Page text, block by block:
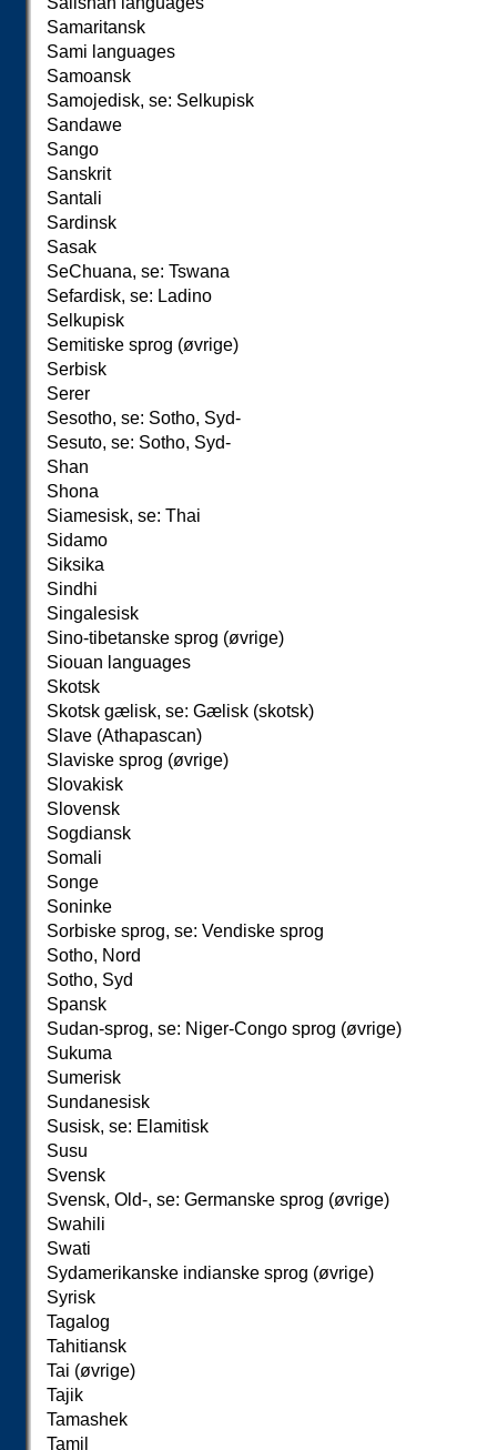
Samaritansk
Sami languages
Samoansk
Samojedisk, se: Selkupisk
Sandawe
Sango
Sanskrit
Santali
Sardinsk
Sasak
SeChuana, se: Tswana
Sefardisk, se: Ladino
Selkupisk
Semitiske sprog (øvrige)
Serbisk
Serer
Sesotho, se: Sotho, Syd-
Sesuto, se: Sotho, Syd-
Shan
Shona
Siamesisk, se: Thai
Sidamo
Siksika
Sindhi
Singalesisk
Sino-tibetanske sprog (øvrige)
Siouan languages
Skotsk
Skotsk gælisk, se: Gælisk (skotsk)
Slave (Athapascan)
Slaviske sprog (øvrige)
Slovakisk
Slovensk
Sogdiansk
Somali
Songe
Soninke
Sorbiske sprog, se: Vendiske sprog
Sotho, Nord
Sotho, Syd
Spansk
Sudan-sprog, se: Niger-Congo sprog (øvrige)
Sukuma
Sumerisk
Sundanesisk
Susisk, se: Elamitisk
Susu
Svensk
Svensk, Old-, se: Germanske sprog (øvrige)
Swahili
Swati
Sydamerikanske indianske sprog (øvrige)
Syrisk
Tagalog
Tahitiansk
Tai (øvrige)
Tajik
Tamashek
Tamil